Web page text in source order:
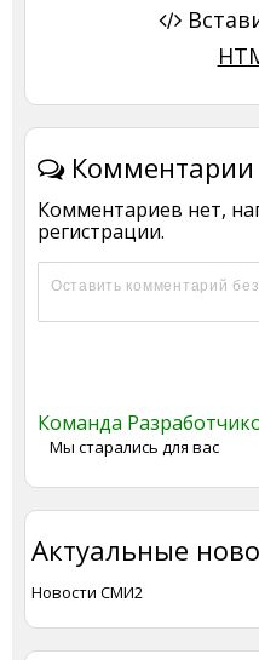
Комментарии
Комментариев нет,
регистрации.
Команда
Мы старались для вас
Актуальные
Новости СМИ2